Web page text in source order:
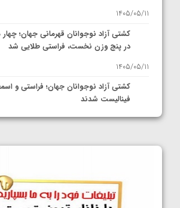
1405/05/11
کشتی آزاد نوجوانان قهرمانی جهان؛
در پنج وزن نخست، فراستی طلایی شد
1405/05/11
کشتی آزاد نوجوانان جهان؛ فراستی و
فینالیست شدند
1405/05/09
کشتی فرنگی نوجوانان جهان؛ سکوی